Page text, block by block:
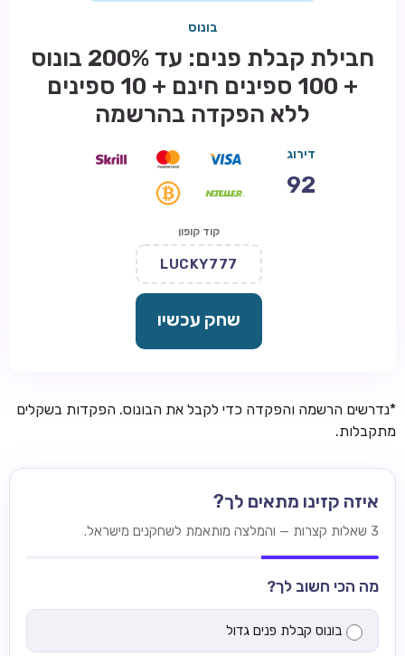
בונוס
חבילת קבלת פנים: עד 200% בונוס
+ 100 ספינים חינם + 10 ספינים
ללא הפקדה בהרשמה
דירוג
92
קוד קופון
LUCKY777
שחק עכשיו
*נדרשים הרשמה והפקדה כדי לקבל את הבונוס. הפקדות בשקלים
מתקבלות.
איזה קזינו מתאים לך?
3 שאלות קצרות — והמלצה מותאמת לשחקנים מישראל.
מה הכי חשוב לך?
בונוס קבלת פנים גדול